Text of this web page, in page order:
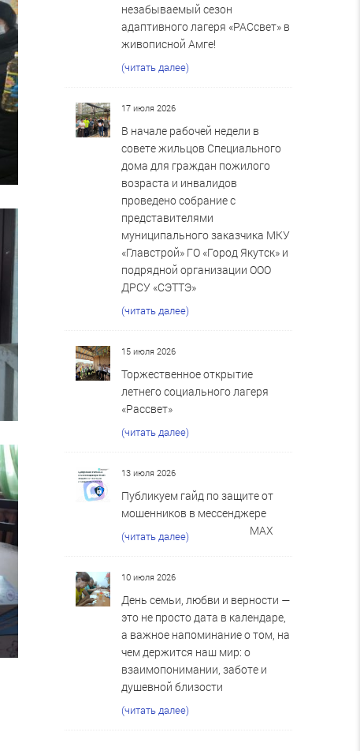
незабываемый сезон
адаптивного лагеря «РАСсвет» в
живописной Амге!
(читать далее)
17 июля 2026
В начале рабочей недели в
совете жильцов Специального
дома для граждан пожилого
возраста и инвалидов
проведено собрание с
представителями
муниципального заказчика МКУ
«Главстрой» ГО «Город Якутск» и
подрядной организации ООО
ДРСУ «СЭТТЭ»
(читать далее)
15 июля 2026
Торжественное открытие
летнего социального лагеря
«Рассвет»
(читать далее)
13 июля 2026
Публикуем гайд по защите от
мошенников в мессенджере
MAX
(читать далее)
10 июля 2026
День семьи, любви и верности —
это не просто дата в календаре,
а важное напоминание о том, на
чем держится наш мир: о
взаимопонимании, заботе и
душевной близости
(читать далее)